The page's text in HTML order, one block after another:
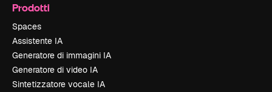
Prodotti
Spaces
Assistente IA
Generatore di immagini IA
Generatore di video IA
Sintetizzatore vocale IA